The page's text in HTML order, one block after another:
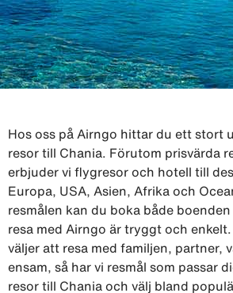
Hos oss på Airngo hittar du ett stort
resor till Chania. Förutom prisvärda
erbjuder vi flygresor och hotell till
Europa, USA, Asien, Afrika och
resmålen kan du boka både
resa med Airngo är tryggt och
väljer att resa med familjen, partner,
ensam, så har vi resmål som passar
resor till Chania och välj bland